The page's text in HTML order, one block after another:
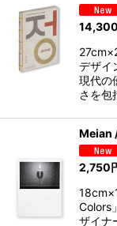
14,300
デザイ
現代の
さを包
Meian
2,750
Colors
ザイナ